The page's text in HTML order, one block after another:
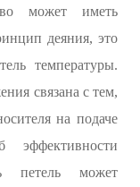
может иметь
деяния, это
температуры.
связана с тем,
на подаче
эффективности
петель может